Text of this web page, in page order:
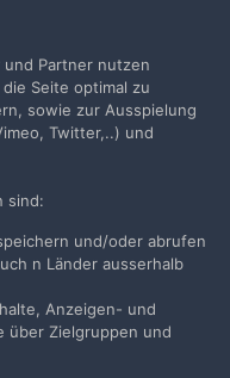
Auto Weißabgleich
dual camera 3.99mm f/1.8
Partner nutzen
Seite optimal zu
sowie zur Ausspielung
Twitter,..) und
sind:
und/oder abrufen
n Länder ausserhalb
Anzeigen- und
über Zielgruppen und